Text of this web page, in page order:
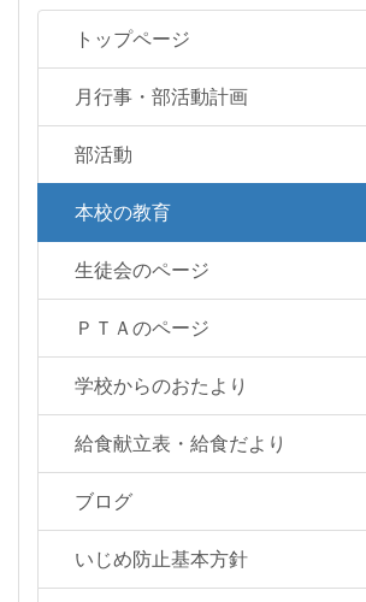
トップページ
月行事・部活動計画
部活動
本校の教育
生徒会のページ
ＰＴＡのページ
学校からのおたより
給食献立表・給食だより
ブログ
いじめ防止基本方針